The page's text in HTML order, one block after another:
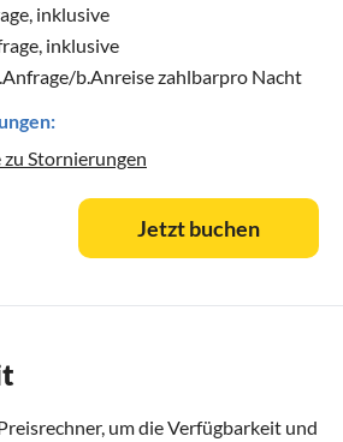
inklusive
inklusive
b.Anreise zahlbarpro Nacht
Stornierungen
Jetzt buchen
, um die Verfügbarkeit und